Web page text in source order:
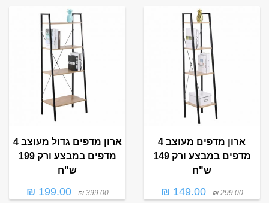
ארון מדפים מעוצב 4
מדפים במבצע ורק 149
ש"ח
299.00 ₪
149.00 ₪
ארון מדפים גדול מעוצב 4
מדפים במבצע ורק 199
ש"ח
399.00 ₪
199.00 ₪